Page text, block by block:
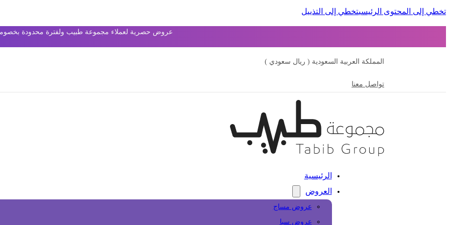
تخطي إلى المحتوى الرئيسيتخطي إلى التذييل
عروض حصرية لعملاء مجموعة طبيب ولفترة محدودة بخصومات
المملكة العربية السعودية ( ريال سعودي )
تواصل معنا
الرئيسية
العروض
عروض مساج
عروض سبا